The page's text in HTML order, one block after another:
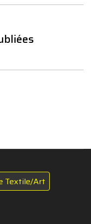
Textile/Art